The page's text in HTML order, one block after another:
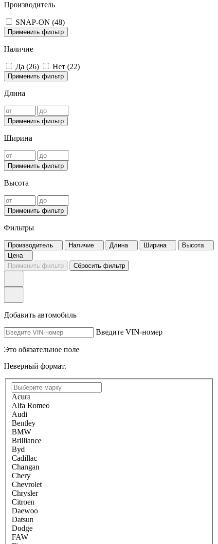
Производитель
SNAP-ON (48)
Применить фильтр
Наличие
Да (26) Нет (22)
Применить фильтр
Длина
Применить фильтр
Ширина
Применить фильтр
Высота
Применить фильтр
Фильтры
Производитель Наличие Длина Ширина
Высота
Цена
Применить фильтр
Сбросить фильтр
Добавить автомобиль
Введите VIN-номер
Это обязательное поле
Неверный формат.
Acura
Alfa Romeo
Audi
Bentley
BMW
Brilliance
Byd
Cadillac
Changan
Chery
Chevrolet
Chrysler
Citroen
Daewoo
Datsun
Dodge
FAW